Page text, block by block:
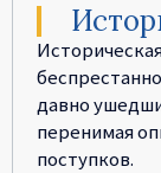
давно
перенимая
поступков.